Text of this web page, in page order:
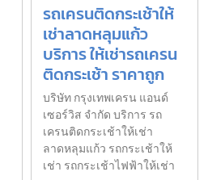
รถเครนติดกระเช้าให้
เช่าลาดหลุมแก้ว
บริการ ให้เช่ารถเครน
ติดกระเช้า ราคาถูก
บริษัท กรุงเทพเครน แอนด์
เซอร์วิส จำกัด บริการ รถ
เครนติดกระเช้าให้เช่า
ลาดหลุมแก้ว รถกระเช้าให้
เช่า รถกระเช้าไฟฟ้าให้เช่า